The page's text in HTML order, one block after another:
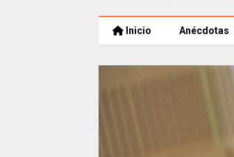
Inicio Anécdotas